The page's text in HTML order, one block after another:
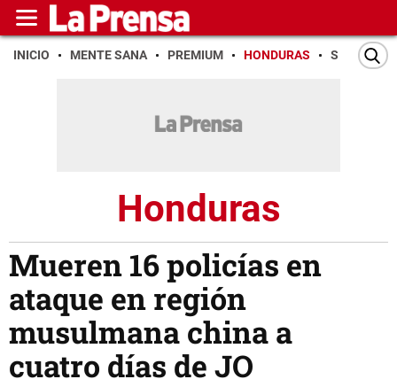
INICIO MENTE SANA PREMIUM HONDURAS SAN PEDRO
Honduras
Mueren 16 policías en
ataque en región
musulmana china a
cuatro días de JO